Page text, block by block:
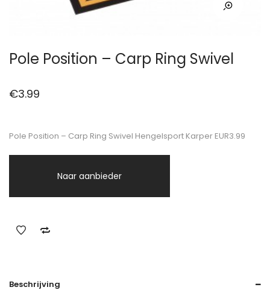
Pole Position – Carp Ring Swivel
€3.99
Pole Position – Carp Ring Swivel Hengelsport Karper EUR3.99
Naar aanbieder
Beschrijving